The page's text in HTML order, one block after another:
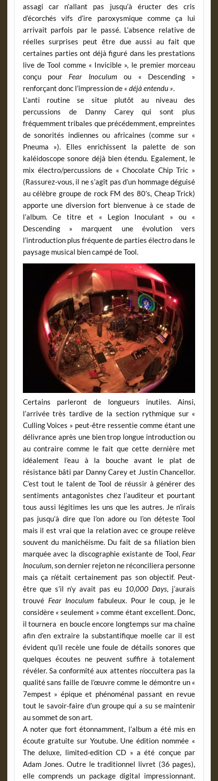
assagi car n’allant pas jusqu’à éructer des cris
d’écorchés vifs d’ire paroxysmique comme ça lui
arrivait parfois par le passé. L’absence relative de
réelles surprises peut être due aussi au fait que
certaines parties ont déjà figuré dans les prestations
live de Tool comme « Invicible », le premier morceau
conçu pour Fear Inoculum ou « Descending »
renforçant donc l’impression de « déjà entendu ».
L’anti routine se situe plutôt au niveau des
percussions de Danny Carey qui sont plus
fréquemment tribales que précédemment, empreintes
de sonorités indiennes ou africaines (comme sur «
Pneuma »). Elles enrichissent la palette de son
kaléidoscope sonore déjà bien étendu. Egalement, le
mix électro/percussions de « Chocolate Chip Tric »
(Rassurez-vous, il ne s’agît pas d’un hommage déguisé
au célèbre groupe de rock FM des 80’s, Cheap Trick)
apporte une diversion fort bienvenue à ce stade de
l’album. Ce titre et « Legion Inoculant » ou «
Descending » marquent une évolution vers
l’introduction plus fréquente de parties électro dans le
paysage musical bien campé de Tool.
Certains parleront de longueurs inutiles. Ainsi,
l’arrivée très tardive de la section rythmique sur «
Culling Voices » peut-être ressentie comme étant une
délivrance après une bien trop longue introduction ou
au contraire comme le fait que cette dernière met
idéalement l’eau à la bouche avant le plat de
résistance bâti par Danny Carey et Justin Chancellor.
C’est tout le talent de Tool de réussir à générer des
sentiments antagonistes chez l’auditeur et pourtant
tous aussi légitimes les uns que les autres. Je n’irais
pas jusqu’à dire que l’on adore ou l’on déteste Tool
mais il est vrai que la relation avec ce groupe relève
souvent du manichéisme. Du fait de sa filiation bien
marquée avec la discographie existante de Tool, Fear
Inoculum, son dernier rejeton ne réconciliera personne
mais ça n’était certainement pas son objectif. Peut-
être que s’il n’y avait pas eu 10,000 Days, j’aurais
trouvé Fear Inoculum fabuleux. Pour le coup, je le
considère « seulement » comme étant excellent. Donc,
il tournera en boucle encore longtemps sur ma chaîne
afin d’en extraire la substantifique moelle car il est
évident qu’il recèle une foule de détails sonores que
quelques écoutes ne peuvent suffire à totalement
révéler. Sa conformité aux attentes n’occultera pas la
qualité sans faille de l’œuvre comme le démontre un «
7empest » épique et phénoménal passant en revue
tout le savoir-faire d’un groupe qui a su se maintenir
au sommet de son art.
A noter que fort étonnamment, l’album a été mis en
écoute gratuite sur Youtube. Une édition nommée «
The deluxe, limited-edition CD » a été conçue par
Adam Jones. Outre le traditionnel livret (36 pages),
elle comprends un package digital impressionnant.